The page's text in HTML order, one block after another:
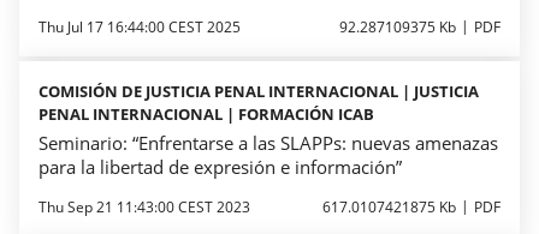
Thu Jul 17 16:44:00 CEST 2025 92.287109375 Kb PDF
COMISIÓN DE JUSTICIA PENAL INTERNACIONAL | JUSTICIA
PENAL INTERNACIONAL | FORMACIÓN ICAB
Seminario: “Enfrentarse a las SLAPPs: nuevas amenazas
para la libertad de expresión e información”
Thu Sep 21 11:43:00 CEST 2023 617.0107421875 Kb PDF